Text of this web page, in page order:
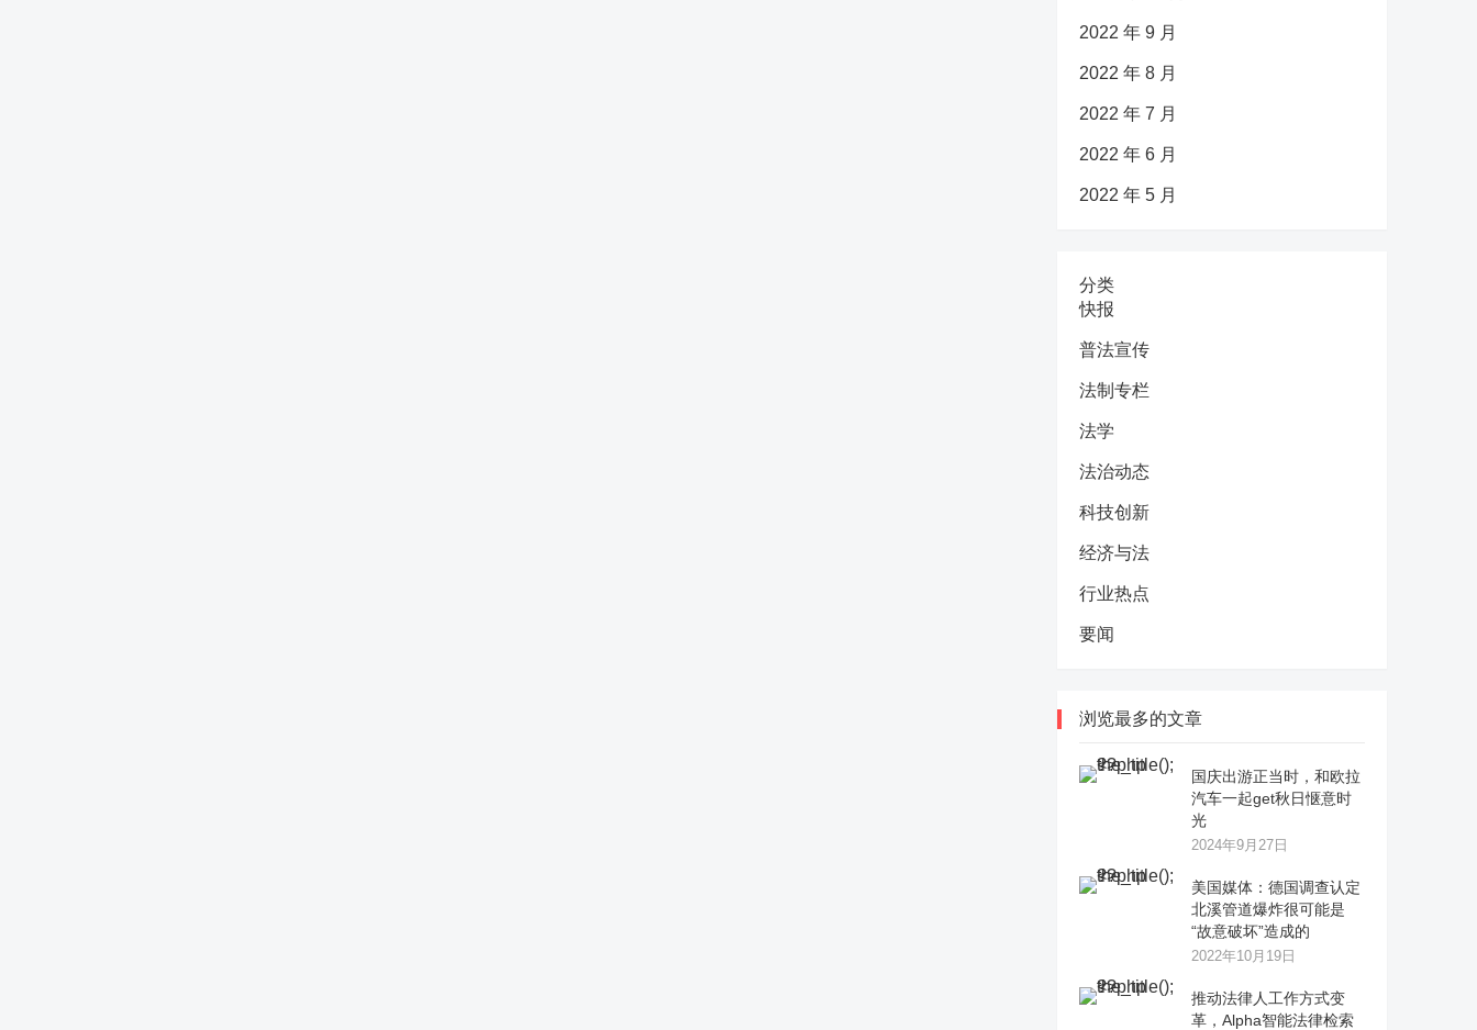
2022 年 9 月
2022 年 8 月
2022 年 7 月
2022 年 6 月
2022 年 5 月
分类
快报
普法宣传
法制专栏
法学
法治动态
科技创新
经济与法
行业热点
要闻
浏览最多的文章
国庆出游正当时，和欧拉
汽车一起get秋日惬意时
光
2024年9月27日
美国媒体：德国调查认定
北溪管道爆炸很可能是
“故意破坏”造成的
2022年10月19日
推动法律人工作方式变
革，Alpha智能法律检索